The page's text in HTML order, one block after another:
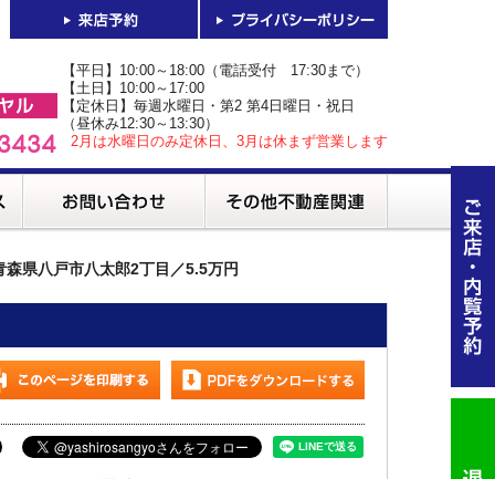
【平日】10:00～18:00（電話受付 17:30まで）
【土日】10:00～17:00
【定休日】毎週水曜日・第2 第4日曜日・祝日
（昼休み12:30～13:30）
2月は水曜日のみ定休日、3月は休まず営業します
県八戸市八太郎2丁目／5.5万円